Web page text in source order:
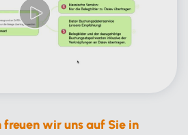
freuen wir uns auf Sie in